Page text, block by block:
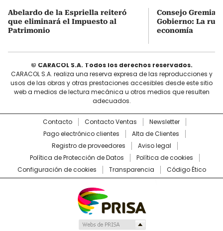
Abelardo de la Espriella reiteró
que eliminará el Impuesto al
Patrimonio
Consejo Gremial
Gobierno: La
economía
© CARACOL S.A. Todos los derechos reservados.
CARACOL S.A. realiza una reserva expresa de las reproducciones y
usos de las obras y otras prestaciones accesibles desde este sitio
web a medios de lectura mecánica u otros medios que resulten
adecuados.
Contacto Contacto Ventas
Newsletter
Pago electrónico clientes
Alta de Clientes
Registro de proveedores
Aviso legal
Política de Protección de Datos
Política de cookies
Configuración de cookies
Transparencia Código Ético